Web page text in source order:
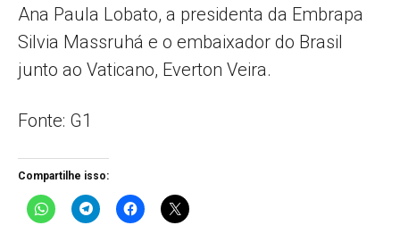
Ana Paula Lobato, a presidenta da Embrapa
Silvia Massruhá e o embaixador do Brasil
junto ao Vaticano, Everton Veira.
Fonte: G1
Compartilhe isso: